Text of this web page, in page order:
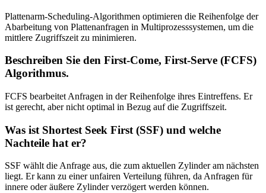
Plattenarm-Scheduling-Algorithmen optimieren die Reihenfolge der
Abarbeitung von Plattenanfragen in Multiprozesssystemen, um die
mittlere Zugriffszeit zu minimieren.
Beschreiben Sie den First-Come, First-Serve (FCFS)
Algorithmus.
FCFS bearbeitet Anfragen in der Reihenfolge ihres Eintreffens. Er
ist gerecht, aber nicht optimal in Bezug auf die Zugriffszeit.
Was ist Shortest Seek First (SSF) und welche
Nachteile hat er?
SSF wählt die Anfrage aus, die zum aktuellen Zylinder am nächsten
liegt. Er kann zu einer unfairen Verteilung führen, da Anfragen für
innere oder äußere Zylinder verzögert werden können.